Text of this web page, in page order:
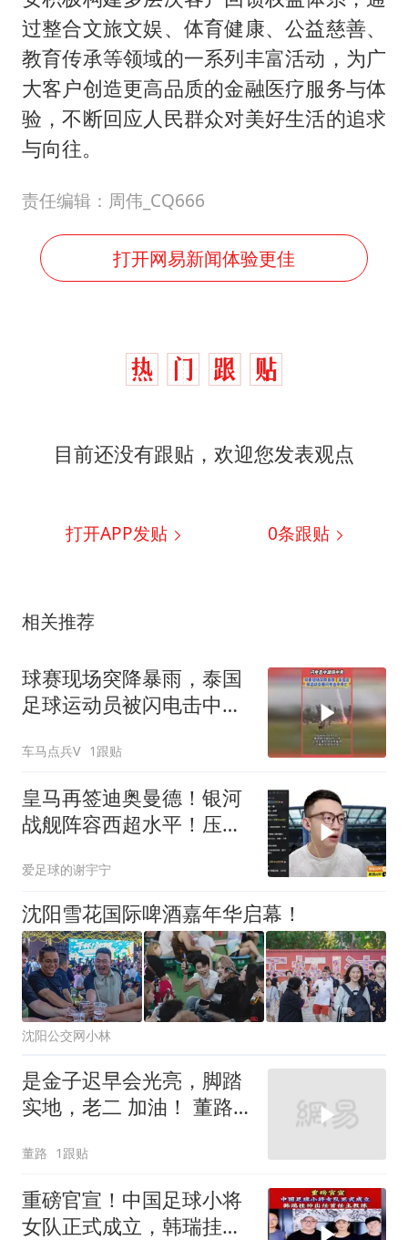
过整合文旅文娱、体育健康、公益慈善、
教育传承等领域的一系列丰富活动，为广
大客户创造更高品质的金融医疗服务与体
验，不断回应人民群众对美好生活的追求
与向往。
责任编辑：周伟_CQ666
打开网易新闻体验更佳
目前还没有跟贴，欢迎您发表观点
打开APP发贴 0条跟贴
相关推荐
球赛现场突降暴雨，泰国
足球运动员被闪电击中身
车马点兵V 1跟贴
皇马再签迪奥曼德！银河
战舰阵容西超水平！压不
爱足球的谢宇宁
沈阳雪花国际啤酒嘉年华启幕！
沈阳公交网小林
是金子迟早会光亮，脚踏
实地，老二 加油！ 董路
董路 1跟贴
重磅官宣！中国足球小将
女队正式成立，韩瑞挂帅